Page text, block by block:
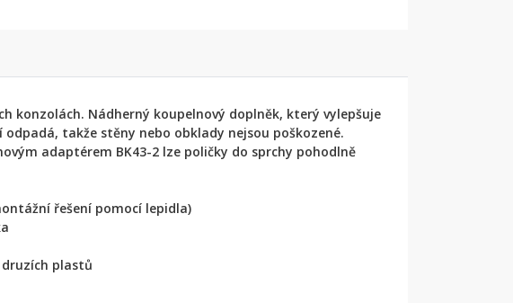
konzolách. Nádherný koupelnový doplněk, který vylepšuje
takže stěny nebo obklady nejsou poškozené.
adaptérem BK43-2 lze poličky do sprchy pohodlně
řešení pomocí lepidla)
plastů